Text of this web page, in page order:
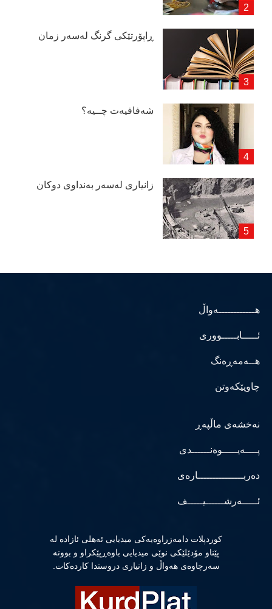
ڕاپۆرتێكی گرنگ لەسەر زمان
شەفافیەت چــیە؟
زانیاری لەسەر بەنداوی دوكان
هــــــــــــەواڵ
ئـــــابـــــووری
هــەمەڕەنگ
چاوپێکەوتن
نەخشەی ماڵپەڕ
پــــەیـــــوەنــــــدی
دەربـــــــــــــــارەی
ئـــــەرشــــــیـــــف
كوردپلات دامەزراوەیەكی میدیایی ئەهلی ئازادە لە
پێناو مۆدێلێكی نوێی میدیایی باوەڕپێكراو و بوونە
سەرچاوەی هەواڵ و زانیاری دروستدا كاردەكات.